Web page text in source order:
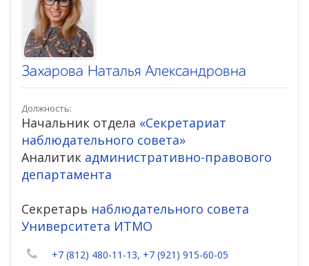
Захарова Наталья Александровна
Должность:
Начальник отдела «Секретариат
наблюдательного совета»
Аналитик административно-правового
департамента
Секретарь наблюдательного совета
Университета ИТМО
+7 (812) 480-11-13, +7 (921) 915-60-05